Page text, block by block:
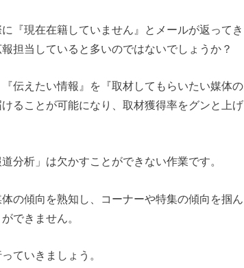
『現在在籍していません』とメールが返ってき
担当していると多いのではないでしょうか？
伝えたい情報』を『取材してもらいたい媒体の
ることが可能になり、取材獲得率をグンと上げ
分析」は欠かすことができない作業です。
の傾向を熟知し、コーナーや特集の傾向を掴ん
できません。
ていきましょう。